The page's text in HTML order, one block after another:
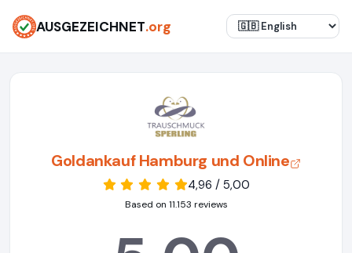
AUSGEZEICHNET.org
Goldankauf Hamburg und Online
4,96 / 5,00
Based on 11.153 reviews